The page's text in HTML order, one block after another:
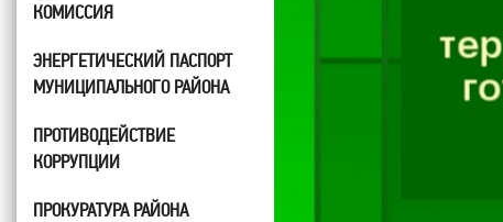
КОМИССИЯ
ЭНЕРГЕТИЧЕСКИЙ ПАСПОРТ
МУНИЦИПАЛЬНОГО РАЙОНА
ПРОТИВОДЕЙСТВИЕ
КОРРУПЦИИ
ПРОКУРАТУРА РАЙОНА